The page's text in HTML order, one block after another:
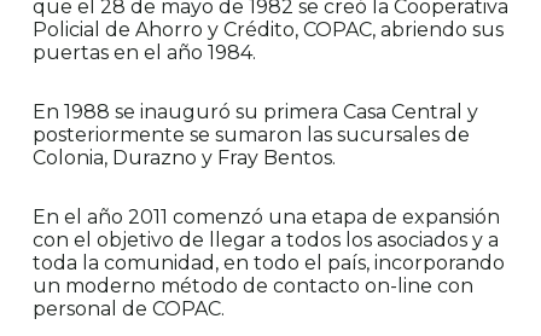
que el 28 de mayo de 1982 se creó la Cooperativa
Policial de Ahorro y Crédito, COPAC, abriendo sus
puertas en el año 1984.
En 1988 se inauguró su primera Casa Central y
posteriormente se sumaron las sucursales de
Colonia, Durazno y Fray Bentos.
En el año 2011 comenzó una etapa de expansión
con el objetivo de llegar a todos los asociados y a
toda la comunidad, en todo el país, incorporando
un moderno método de contacto on-line con
personal de COPAC.